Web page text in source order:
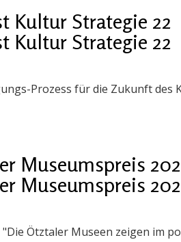
Kultur Strategie 22
Kultur Strategie 22
Prozess für die Zukunft
Museumspreis
Museumspreis
Ötztaler Museen zeigen im